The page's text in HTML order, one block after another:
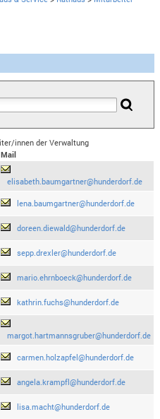
innen der Verwaltung
Mail
elisabeth.baumgartner@hunderdorf.de
lena.baumgartner@hunderdorf.de
doreen.diewald@hunderdorf.de
sepp.drexler@hunderdorf.de
mario.ehrnboeck@hunderdorf.de
kathrin.fuchs@hunderdorf.de
margot.hartmannsgruber@hunderdorf.de
carmen.holzapfel@hunderdorf.de
angela.krampfl@hunderdorf.de
lisa.macht@hunderdorf.de